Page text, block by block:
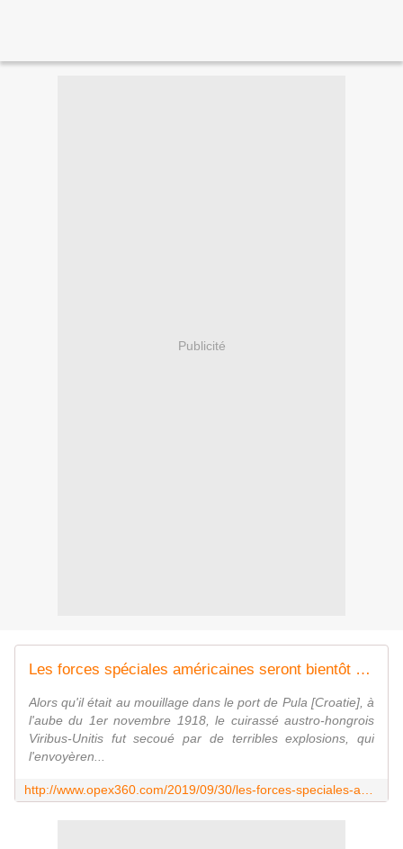
Publicité
Les forces spéciales américaines seront bientôt dotées de nouveaux submersibles de combat
Alors qu'il était au mouillage dans le port de Pula [Croatie], à
l'aube du 1er novembre 1918, le cuirassé austro-hongrois
Viribus-Unitis fut secoué par de terribles explosions, qui
l'envoyèren...